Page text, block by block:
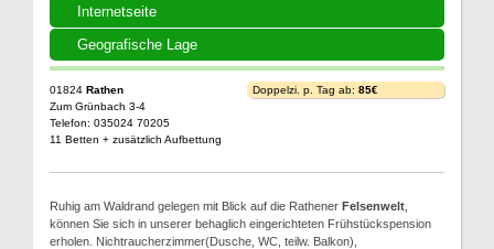
Internetseite
Geografische Lage
01824 Rathen
Zum Grünbach 3-4
Telefon: 035024 70205
11 Betten + zusätzlich Aufbettung
Doppelzi. p. Tag ab: 85€
Ruhig am Waldrand gelegen mit Blick auf die Rathener Felsenwelt
können Sie sich in unserer behaglich eingerichteten Frühstückspension
erholen. Nichtraucherzimmer(Dusche, WC, teilw. Balkon),